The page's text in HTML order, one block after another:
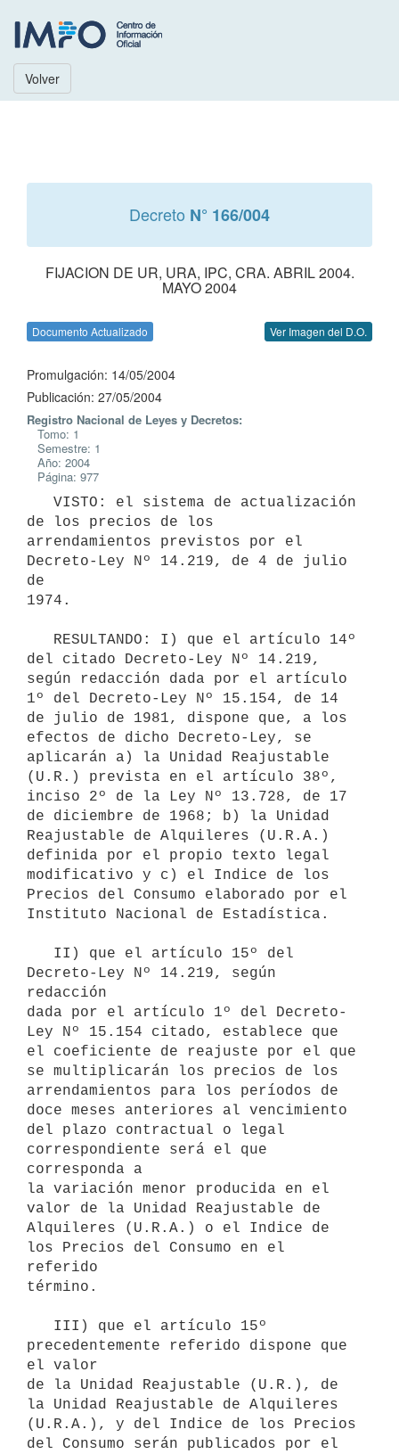
Volver
Decreto N° 166/004
FIJACION DE UR, URA, IPC, CRA. ABRIL 2004.
MAYO 2004
Documento Actualizado Ver Imagen del D.O.
Promulgación: 14/05/2004
Publicación: 27/05/2004
Registro Nacional de Leyes y Decretos:
Tomo: 1
Semestre: 1
Año: 2004
Página: 977
de los precios de los
arrendamientos previstos por el
Decreto-Ley Nº 14.219, de 4 de julio
de
1974.
del citado Decreto-Ley Nº 14.219,
según redacción dada por el artículo
1º del Decreto-Ley Nº 15.154, de 14
de julio de 1981, dispone que, a los
efectos de dicho Decreto-Ley, se
aplicarán a) la Unidad Reajustable
(U.R.) prevista en el artículo 38º,
inciso 2º de la Ley Nº 13.728, de 17
de diciembre de 1968; b) la Unidad
Reajustable de Alquileres (U.R.A.)
definida por el propio texto legal
modificativo y c) el Indice de los
Precios del Consumo elaborado por el
Instituto Nacional de Estadística.
Decreto-Ley Nº 14.219, según
redacción
dada por el artículo 1º del Decreto-
Ley Nº 15.154 citado, establece que
el coeficiente de reajuste por el que
se multiplicarán los precios de los
arrendamientos para los períodos de
doce meses anteriores al vencimiento
del plazo contractual o legal
correspondiente será el que
corresponda a
la variación menor producida en el
valor de la Unidad Reajustable de
Alquileres (U.R.A.) o el Indice de
los Precios del Consumo en el
referido
término.
precedentemente referido dispone que
el valor
de la Unidad Reajustable (U.R.), de
la Unidad Reajustable de Alquileres
(U.R.A.), y del Indice de los Precios
del Consumo serán publicados por el